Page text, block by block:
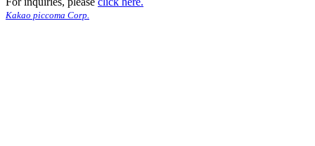
Kakao piccoma Corp.